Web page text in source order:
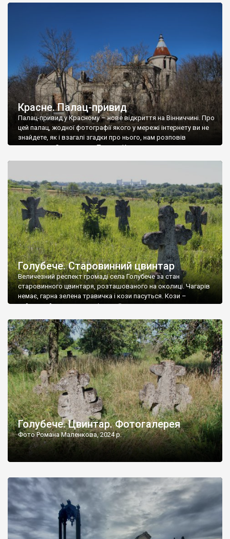
Красне. Палац-привид
Палац-привид у Красному – нове відкриття на Вінниччині. Про
цей палац, жодної фотографії якого у мережі інтернету ви не
знайдете, як і взагалі згадки про нього, нам розповів
мешканець Самгородка. Палац у Красному вразив не лише
Голубече. Старовинний цвинтар
Величезний респект громаді села Голубече за стан
старовинного цвинтаря, розташованого на околиці. Чагарів
немає, гарна зелена травичка і кози пасуться. Кози –
найкращий регулятор шкідливої, для старих кладовищ,
бруньками, кози ті бруньки обгризають, бо то улюблений
делікатес. На цвинтарі у Голубечому ціла колекція
різноманітних форм хрестів. Село відносно невелике, […]
Голубече. Цвинтар. Фотогалерея
Фото Романа Маленкова, 2024 р.